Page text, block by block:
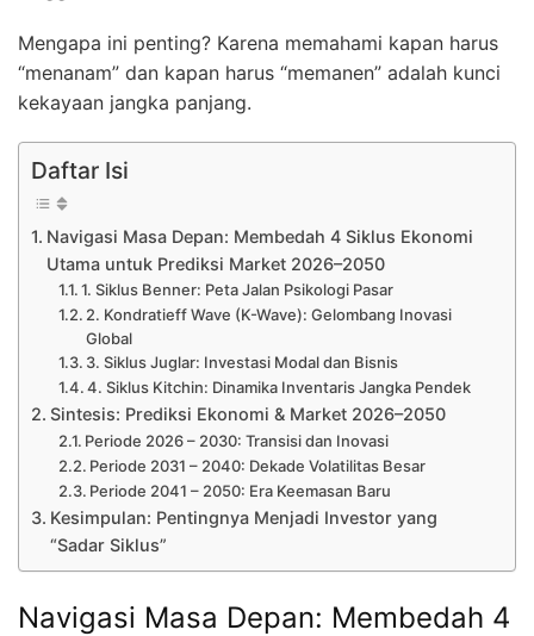
Mengapa ini penting? Karena memahami kapan harus
“menanam” dan kapan harus “memanen” adalah kunci
kekayaan jangka panjang.
Daftar Isi
Navigasi Masa Depan: Membedah 4 Siklus Ekonomi
Utama untuk Prediksi Market 2026–2050
1. Siklus Benner: Peta Jalan Psikologi Pasar
2. Kondratieff Wave (K-Wave): Gelombang Inovasi
Global
3. Siklus Juglar: Investasi Modal dan Bisnis
4. Siklus Kitchin: Dinamika Inventaris Jangka Pendek
Sintesis: Prediksi Ekonomi & Market 2026–2050
Periode 2026 – 2030: Transisi dan Inovasi
Periode 2031 – 2040: Dekade Volatilitas Besar
Periode 2041 – 2050: Era Keemasan Baru
Kesimpulan: Pentingnya Menjadi Investor yang
“Sadar Siklus”
Navigasi Masa Depan: Membedah 4